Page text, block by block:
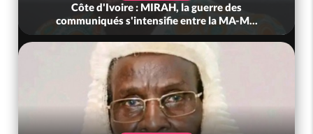
Côte d'Ivoire : MIRAH, la guerre des
communiqués s'intensifie entre la MA-M...